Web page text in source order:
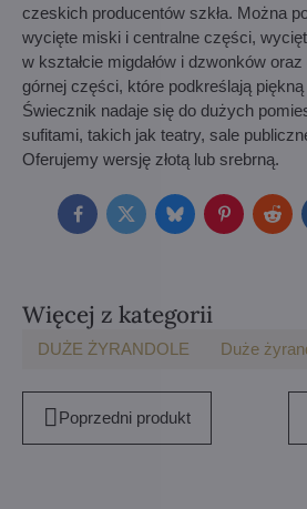
czeskich producentów szkła. Można
wycięte miski i centralne części,
w kształcie migdałów i dzwonków oraz
górnej części, które podkreślają
Świecznik nadaje się do dużych
sufitami, takich jak teatry, sale
Oferujemy wersję złotą lub srebrną.
FacebookTwitterBlueskyPinterest
Więcej z kategorii
DUŻE ŻYRANDOLE Duże
Poprzedni produkt